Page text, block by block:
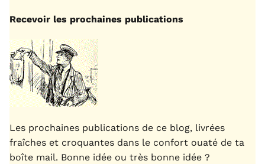
Recevoir les prochaines publications
Les prochaines publications de ce blog, livrées
fraîches et croquantes dans le confort ouaté de ta
boîte mail. Bonne idée ou très bonne idée ?